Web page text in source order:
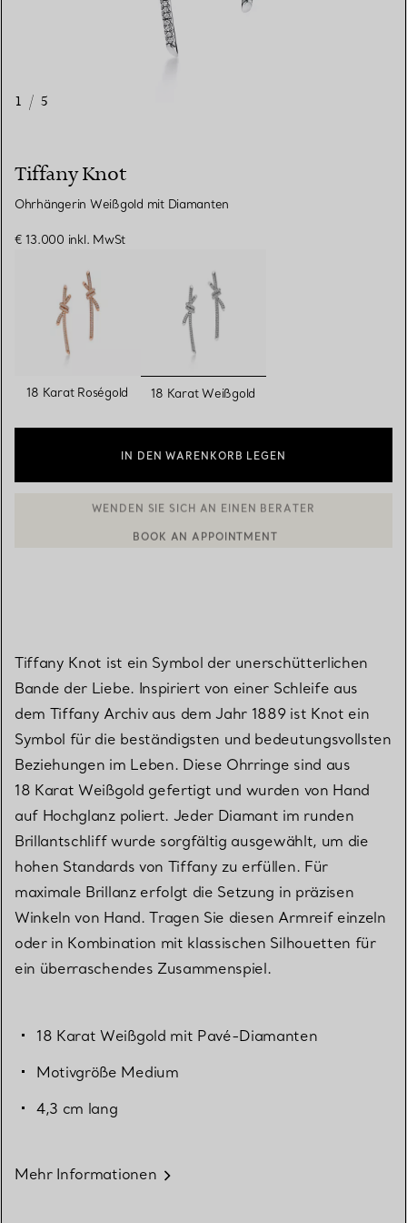
1 / 5
Tiffany Knot
Ohrhängerin Weißgold mit Diamanten
€ 13.000 inkl. MwSt
18 Karat Roségold ausgewählt
18 Karat Weißgold
IN DEN WARENKORB LEGEN
Tiffany Knot ist ein Symbol der unerschütterlichen
Bande der Liebe. Inspiriert von einer Schleife aus
dem Tiffany Archiv aus dem Jahr 1889 ist Knot ein
Symbol für die beständigsten und bedeutungsvollsten
Beziehungen im Leben. Diese Ohrringe sind aus
18 Karat Weißgold gefertigt und wurden von Hand
auf Hochglanz poliert. Jeder Diamant im runden
Brillantschliff wurde sorgfältig ausgewählt, um die
hohen Standards von Tiffany zu erfüllen. Für
maximale Brillanz erfolgt die Setzung in präzisen
Winkeln von Hand. Tragen Sie diesen Armreif einzeln
oder in Kombination mit klassischen Silhouetten für
ein überraschendes Zusammenspiel.
18 Karat Weißgold mit Pavé-Diamanten
Motivgröße Medium
4,3 cm lang
Mehr Informationen